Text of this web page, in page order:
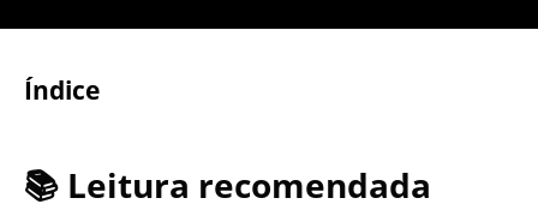
Índice
📚 Leitura recomendada